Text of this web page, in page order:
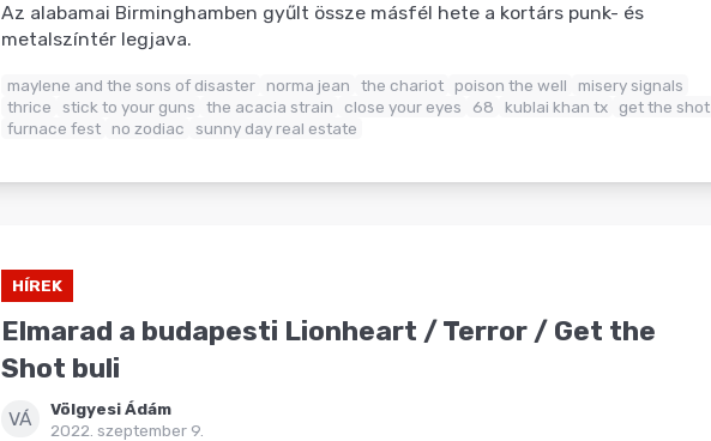
Az alabamai Birminghamben gyűlt össze másfél hete a kortárs punk- és
metalszíntér legjava.
maylene and the sons of disaster norma jean the chariot poison the well
misery signals
thrice
stick to your guns the acacia strain close your eyes 68 kublai khan tx
get the shot
furnace fest no zodiac sunny day real estate
HÍREK
Elmarad a budapesti Lionheart / Terror / Get the
Shot buli
VÁ
Völgyesi Ádám
2022. szeptember 9.